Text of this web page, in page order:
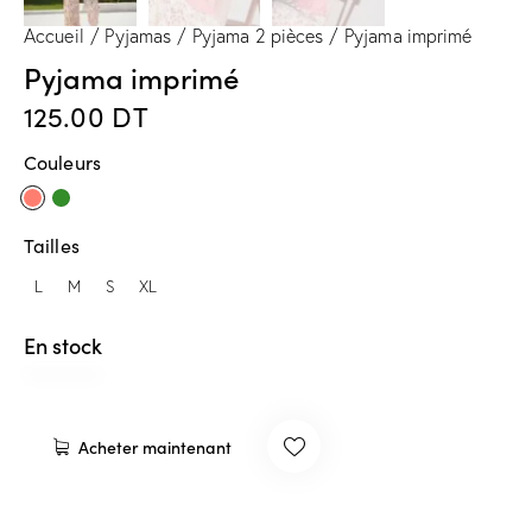
Accueil Pyjamas Pyjama 2 pièces Pyjama imprimé
Pyjama imprimé
125.00 DT
Couleurs
Tailles
L M S XL
En stock
Acheter maintenant